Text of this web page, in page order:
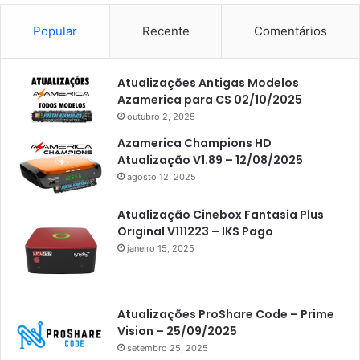
Popular Recente Comentários
Atualizações Antigas Modelos
Azamerica para CS 02/10/2025
outubro 2, 2025
Azamerica Champions HD
Atualização V1.89 – 12/08/2025
agosto 12, 2025
Atualização Cinebox Fantasia Plus
Original V111223 – IKS Pago
janeiro 15, 2025
Atualizações ProShare Code – Prime
Vision – 25/09/2025
setembro 25, 2025